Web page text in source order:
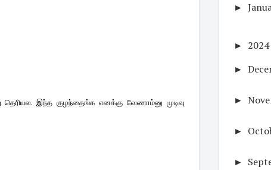
இந்த குழந்தைங்க எனக்கு வேணாம்னு முடிவு
►
► 2024
►
►
►
►